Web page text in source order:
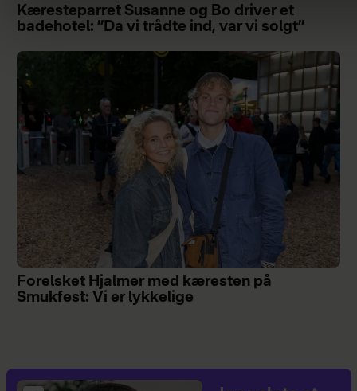
Kæresteparret Susanne og Bo driver et
badehotel: ”Da vi trådte ind, var vi solgt”
Forelsket Hjalmer med kæresten på
Smukfest: Vi er lykkelige